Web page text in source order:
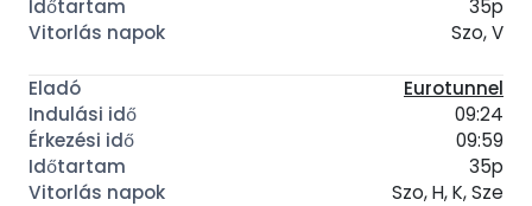
35p
Szo, V
Eurotunnel
09:24
09:59
35p
Szo, H, K, Sze